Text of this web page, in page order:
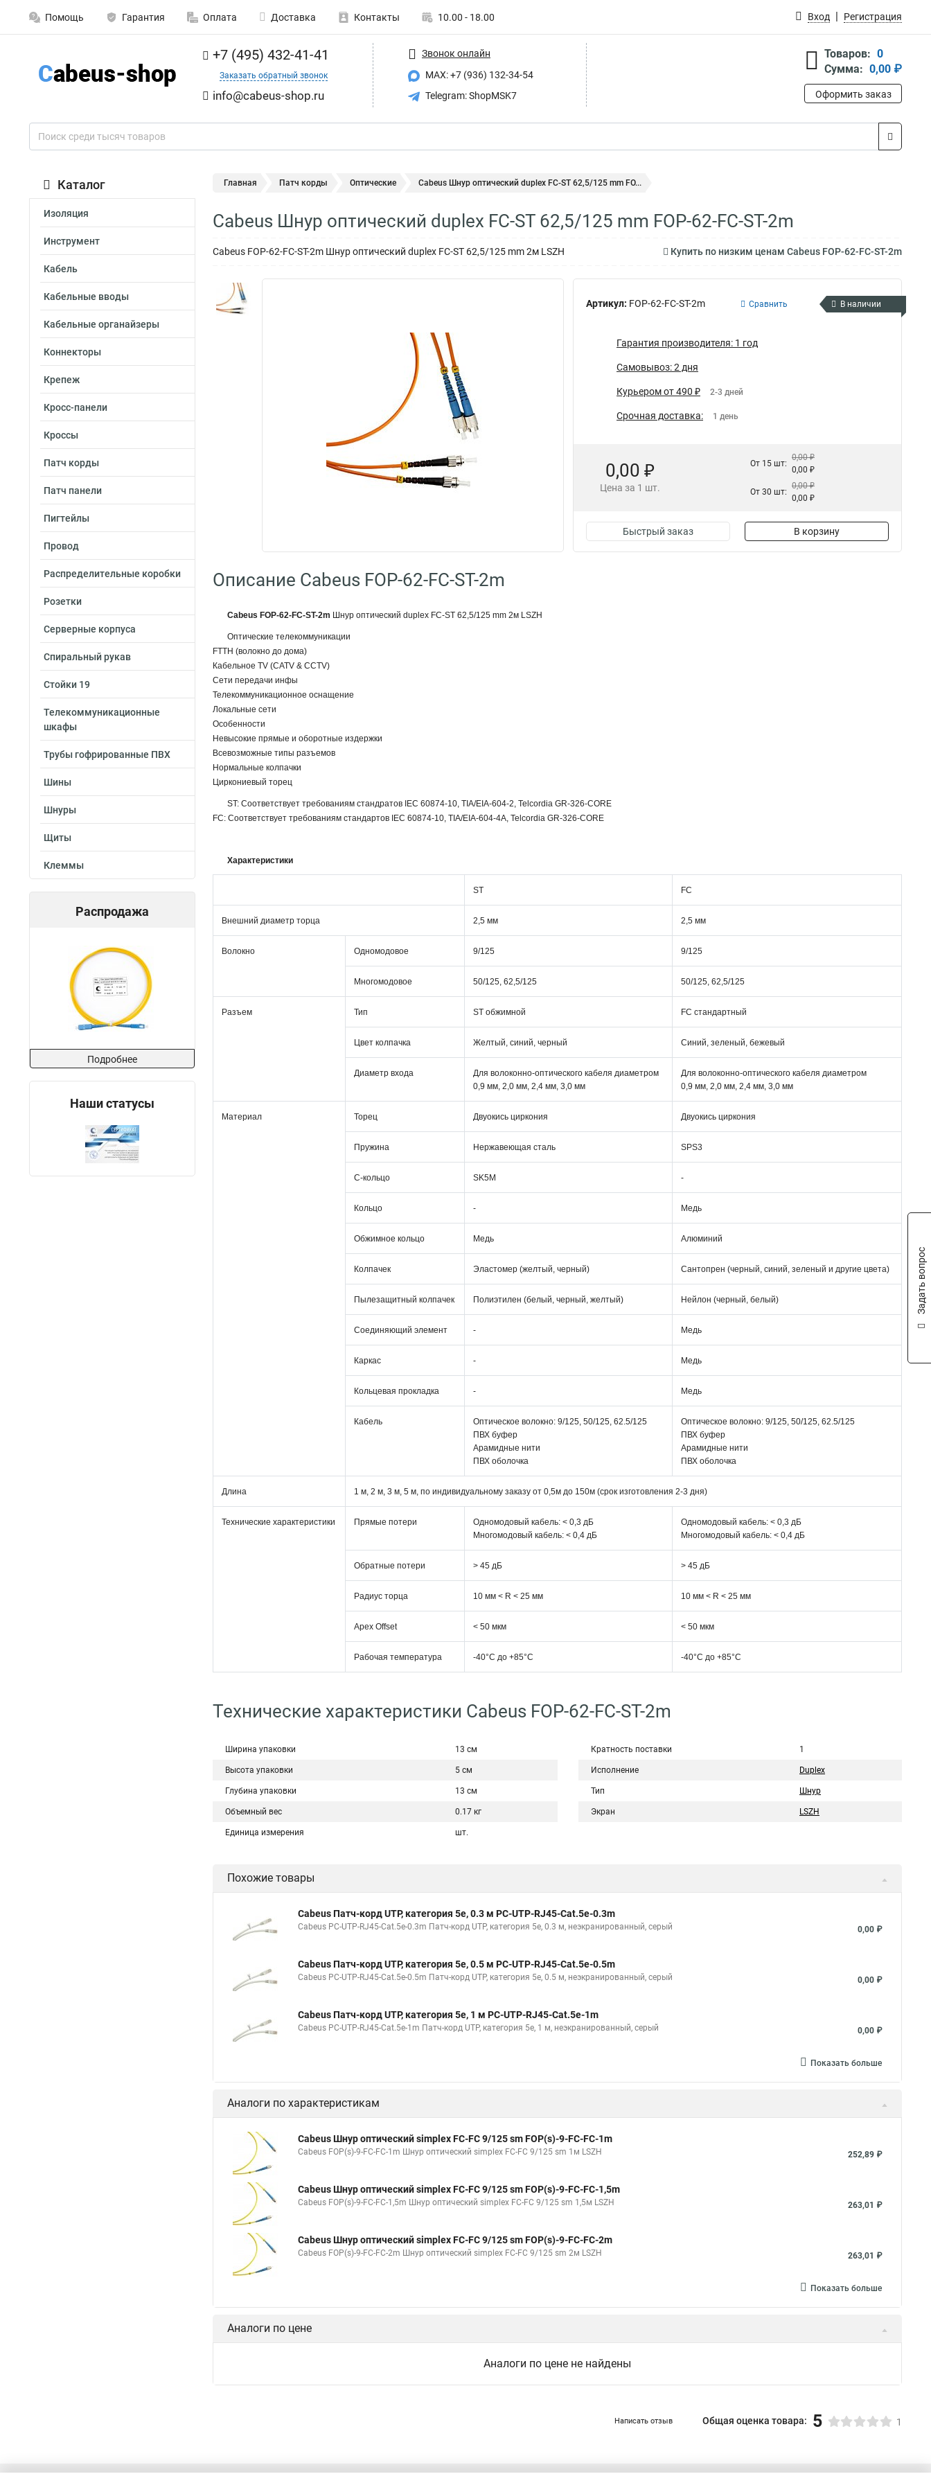
Помощь Гарантия Оплата Доставка Контакты 10.00 - 18.00 Вход Регистрация
+7 (495) 432-41-41
Заказать обратный звонок
info@cabeus-shop.ru
Звонок онлайн
MAX: +7 (936) 132-34-54
Telegram: ShopMSK7
Товаров: 0
Сумма: 0,00 ₽
Оформить заказ
Каталог
Изоляция
Инструмент
Кабель
Кабельные вводы
Кабельные органайзеры
Коннекторы
Крепеж
Кросс-панели
Кроссы
Патч корды
Патч панели
Пигтейлы
Провод
Распределительные коробки
Розетки
Серверные корпуса
Спиральный рукав
Стойки 19
Телекоммуникационные
шкафы
Трубы гофрированные ПВХ
Шины
Шнуры
Щиты
Клеммы
Распродажа
Подробнее
Наши статусы
Главная Патч корды Оптические Cabeus Шнур оптический duplex FC-ST 62,5/125 mm FO...
Cabeus Шнур оптический duplex FC-ST 62,5/125 mm FOP-62-FC-ST-2m
Cabeus FOP-62-FC-ST-2m Шнур оптический duplex FC-ST 62,5/125 mm 2м LSZH Купить по низким ценам Cabeus FOP-62-FC-ST-2m
Артикул: FOP-62-FC-ST-2m Сравнить В наличии
Гарантия производителя: 1 год
Самовывоз: 2 дня
Курьером от 490 ₽ 2-3 дней
Срочная доставка: 1 день
0,00 ₽
Цена за 1 шт.
От 15 шт:
0,00 ₽
0,00 ₽
От 30 шт:
0,00 ₽
0,00 ₽
Быстрый заказ В корзину
Описание Cabeus FOP-62-FC-ST-2m
Cabeus FOP-62-FC-ST-2m Шнур оптический duplex FC-ST 62,5/125 mm 2м LSZH
Оптические телекоммуникации
FTTH (волокно до дома)
Кабельное TV (CATV & CCTV)
Сети передачи инфы
Телекоммуникационное оснащение
Локальные сети
Особенности
Невысокие прямые и оборотные издержки
Всевозможные типы разъемов
Нормальные колпачки
Циркониевый торец
ST: Соответствует требованиям стандратов IEC 60874-10, TIA/EIA-604-2, Telcordia GR-326-CORE
FC: Соответствует требованиям стандартов IEC 60874-10, TIA/EIA-604-4A, Telcordia GR-326-CORE
Характеристики
ST FC
Внешний диаметр торца 2,5 мм 2,5 мм
Волокно Одномодовое 9/125 9/125
Многомодовое 50/125, 62,5/125 50/125, 62,5/125
Разъем Тип ST обжимной FC стандартный
Цвет колпачка Желтый, синий, черный Синий, зеленый, бежевый
Диаметр входа
Для волоконно-оптического кабеля диаметром
0,9 мм, 2,0 мм, 2,4 мм, 3,0 мм
Для волоконно-оптического кабеля диаметром
0,9 мм, 2,0 мм, 2,4 мм, 3,0 мм
Материал Торец Двуокись циркония Двуокись циркония
Пружина Нержавеющая сталь SPS3
С-кольцо SK5M -
Кольцо - Медь
Обжимное кольцо Медь Алюминий
Колпачек Эластомер (желтый, черный) Сантопрен (черный, синий, зеленый и другие цвета)
Пылезащитный колпачек Полиэтилен (белый, черный, желтый) Нейлон (черный, белый)
Соединяющий элемент - Медь
Каркас - Медь
Кольцевая прокладка - Медь
Кабель
Оптическое волокно: 9/125, 50/125, 62.5/125
ПВХ буфер
Арамидные нити
ПВХ оболочка
Оптическое волокно: 9/125, 50/125, 62.5/125
ПВХ буфер
Арамидные нити
ПВХ оболочка
Длина 1 м, 2 м, 3 м, 5 м, по индивидуальному заказу от 0,5м до 150м (срок изготовления 2-3 дня)
Технические характеристики Прямые потери
Одномодовый кабель: < 0,3 дБ
Многомодовый кабель: < 0,4 дБ
Одномодовый кабель: < 0,3 дБ
Многомодовый кабель: < 0,4 дБ
Обратные потери > 45 дБ > 45 дБ
Радиус торца 10 мм < R < 25 мм 10 мм < R < 25 мм
Apex Offset < 50 мкм < 50 мкм
Рабочая температура -40°C дo +85°C -40°C дo +85°C
Технические характеристики Cabeus FOP-62-FC-ST-2m
Ширина упаковки 13 см
Высота упаковки 5 см
Глубина упаковки 13 см
Объемный вес 0.17 кг
Единица измерения шт.
Кратность поставки 1
Исполнение Duplex
Тип Шнур
Экран LSZH
Похожие товары
Cabeus Патч-корд UTP, категория 5e, 0.3 м PC-UTP-RJ45-Cat.5e-0.3m
Cabeus PC-UTP-RJ45-Cat.5e-0.3m Патч-корд UTP, категория 5e, 0.3 м, неэкранированный, серый 0,00 ₽
Cabeus Патч-корд UTP, категория 5e, 0.5 м PC-UTP-RJ45-Cat.5e-0.5m
Cabeus PC-UTP-RJ45-Cat.5e-0.5m Патч-корд UTP, категория 5e, 0.5 м, неэкранированный, серый 0,00 ₽
Cabeus Патч-корд UTP, категория 5e, 1 м PC-UTP-RJ45-Cat.5e-1m
Cabeus PC-UTP-RJ45-Cat.5e-1m Патч-корд UTP, категория 5e, 1 м, неэкранированный, серый 0,00 ₽
Показать больше
Аналоги по характеристикам
Cabeus Шнур оптический simplex FC-FC 9/125 sm FOP(s)-9-FC-FC-1m
Cabeus FOP(s)-9-FC-FC-1m Шнур оптический simplex FC-FC 9/125 sm 1м LSZH 252,89 ₽
Cabeus Шнур оптический simplex FC-FC 9/125 sm FOP(s)-9-FC-FC-1,5m
Cabeus FOP(s)-9-FC-FC-1,5m Шнур оптический simplex FC-FC 9/125 sm 1,5м LSZH 263,01 ₽
Cabeus Шнур оптический simplex FC-FC 9/125 sm FOP(s)-9-FC-FC-2m
Cabeus FOP(s)-9-FC-FC-2m Шнур оптический simplex FC-FC 9/125 sm 2м LSZH 263,01 ₽
Показать больше
Аналоги по цене
Аналоги по цене не найдены
Написать отзыв Общая оценка товара: 5 1
Задать вопрос